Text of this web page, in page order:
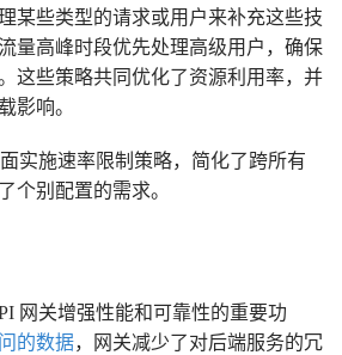
某些类型的请求或用户来补充这些技
量高峰时段优先处理高级用户，确保
这些策略共同优化了资源利用率，并
影响。
实施速率限制策略，简化了跨所有
个别配置的需求。
网关增强性能和可靠性的重要功
的数据，网关减少了对后端服务的冗